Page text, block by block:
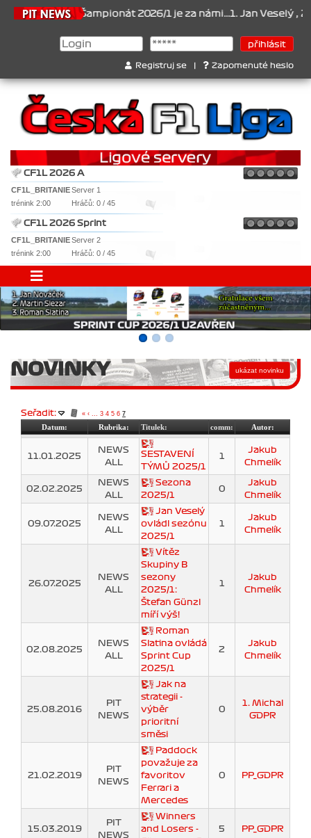
Šampionát 2026/1 je za námi...1. Jan Veselý , 2. Jan
Registruj se Zapomenuté heslo
CF1L 2026 A
CF1L_BRITANIEServer 1
trénink 2:00
Hráčů: 0 / 45
CF1L 2026 Sprint
CF1L_BRITANIEServer 2
trénink 2:00
Hráčů: 0 / 45
NOVINKY
Seřadit: « ‹ 3 4 5 6 7
Datum: Rubrika: Titulek: comm: Autor:
11.01.2025
NEWS
ALL
SESTAVENÍ
TÝMŮ 2025/1
1
Jakub
Chmelík
02.02.2025
NEWS
ALL
Sezona
2025/1
0
Jakub
Chmelík
09.07.2025
NEWS
ALL
Jan Veselý
ovládl sezónu
2025/1
1
Jakub
Chmelík
26.07.2025
NEWS
ALL
Vítěz
Skupiny B
sezony
2025/1:
Štefan Günzl
míří výš!
1
Jakub
Chmelík
02.08.2025
NEWS
ALL
Roman
Slatina ovládá
Sprint Cup
2025/1
2
Jakub
Chmelík
25.08.2016
PIT
NEWS
Jak na
strategii -
výběr
prioritní
směsi
0
1. Michal
GDPR
21.02.2019
PIT
NEWS
Paddock
považuje za
favoritov
Ferrari a
Mercedes
0 PP_GDPR
15.03.2019
PIT
NEWS
Winners
and Losers -
5 PP_GDPR